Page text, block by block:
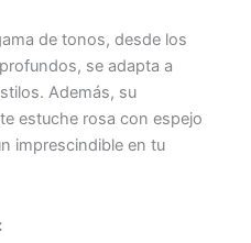
de tonos, desde los
se adapta a
Además, su
estuche rosa con espejo
imprescindible en tu